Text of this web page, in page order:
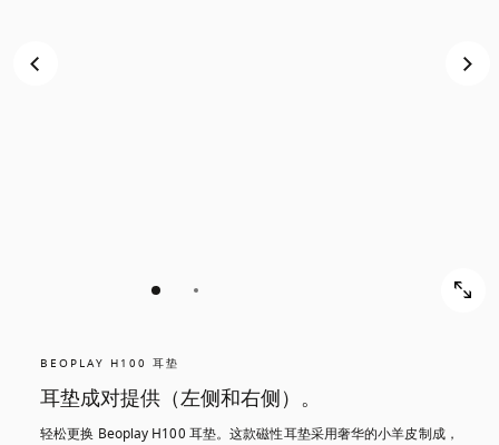
BEOPLAY H100 耳垫
耳垫成对提供（左侧和右侧）。
轻松更换 Beoplay H100 耳垫。这款磁性耳垫采用奢华的小羊皮制成，